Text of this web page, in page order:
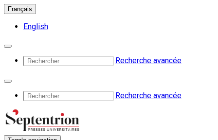
Français
English
Recherche avancée
Recherche avancée